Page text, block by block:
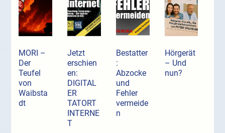
MORI –
Der
Teufel
von
Waibsta
dt
Jetzt
erschien
en:
DIGITAL
ER
TATORT
INTERNE
T
Bestatter
:
Abzocke
und
Fehler
vermeide
n
Hörgerät
– Und
nun?